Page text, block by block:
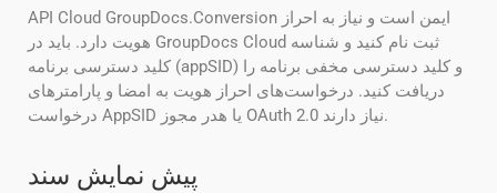
API Cloud GroupDocs.Conversion ایمن است و نیاز به احراز
هویت دارد. باید در GroupDocs Cloud ثبت نام کنید و شناسه
کلید دسترسی برنامه (appSID) و کلید دسترسی مخفی برنامه را
دریافت کنید. درخواست‌های احراز هویت به امضا و پارامترهای
درخواست AppSID یا هدر مجوز OAuth 2.0 نیاز دارند.
پیش نمایش سند